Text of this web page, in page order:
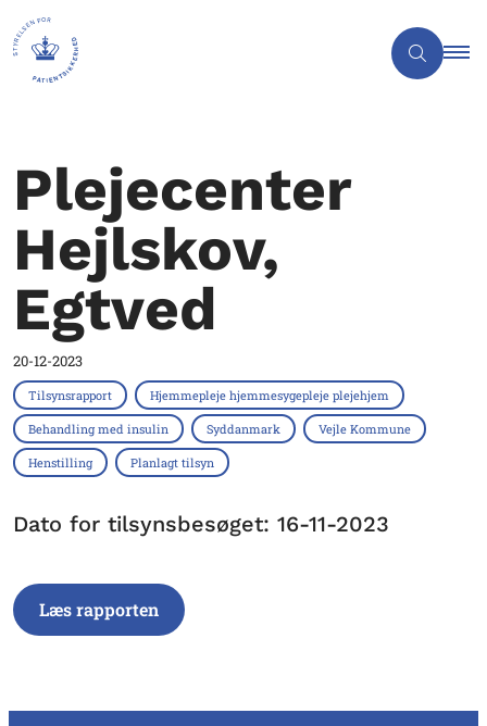
Plejecenter
Hejlskov,
Egtved
20-12-2023
Tilsynsrapport Hjemmepleje hjemmesygepleje plejehjem
Behandling med insulin Syddanmark Vejle Kommune
Henstilling Planlagt tilsyn
Dato for tilsynsbesøget: 16-11-2023
Læs rapporten